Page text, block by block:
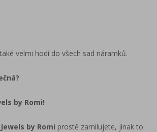
velmi hodí do všech sad náramků.
by Romi!
Jewels by Romi prostě zamilujete, jinak to